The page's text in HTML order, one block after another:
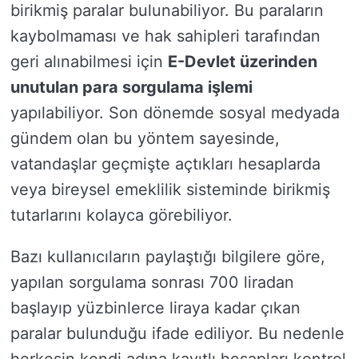
birikmiş paralar bulunabiliyor. Bu paraların
kaybolmaması ve hak sahipleri tarafından
geri alınabilmesi için E-Devlet üzerinden
unutulan para sorgulama işlemi
yapılabiliyor. Son dönemde sosyal medyada
gündem olan bu yöntem sayesinde,
vatandaşlar geçmişte açtıkları hesaplarda
veya bireysel emeklilik sisteminde birikmiş
tutarlarını kolayca görebiliyor.
Bazı kullanıcıların paylaştığı bilgilere göre,
yapılan sorgulama sonrası 700 liradan
başlayıp yüzbinlerce liraya kadar çıkan
paralar bulunduğu ifade ediliyor. Bu nedenle